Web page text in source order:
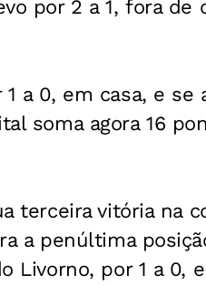
por 2 a 1, fora de
a 0, em casa, e se
soma agora 16
terceira vitória na
a penúltima
Livorno, por 1 a 0,